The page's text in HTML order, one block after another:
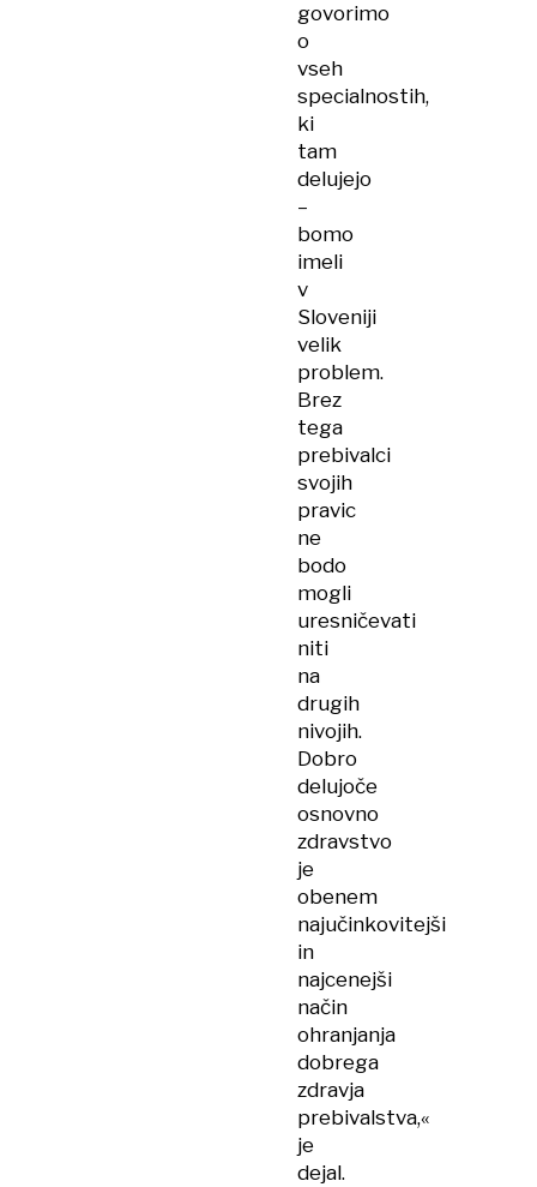
govorimo
o
vseh
specialnostih,
ki
tam
delujejo
–
bomo
imeli
v
Sloveniji
velik
problem.
Brez
tega
prebivalci
svojih
pravic
ne
bodo
mogli
uresničevati
niti
na
drugih
nivojih.
Dobro
delujoče
osnovno
zdravstvo
je
obenem
najučinkovitejši
in
najcenejši
način
ohranjanja
dobrega
zdravja
prebivalstva,«
je
dejal.